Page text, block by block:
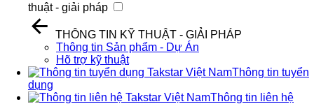
thuật - giải pháp
THÔNG TIN KỸ THUẬT - GIẢI PHÁP
Thông tin Sản phẩm - Dự Án
Hõ trợ kỹ thuật
Thông tin tuyển
dụng
Thông tin liên hệ